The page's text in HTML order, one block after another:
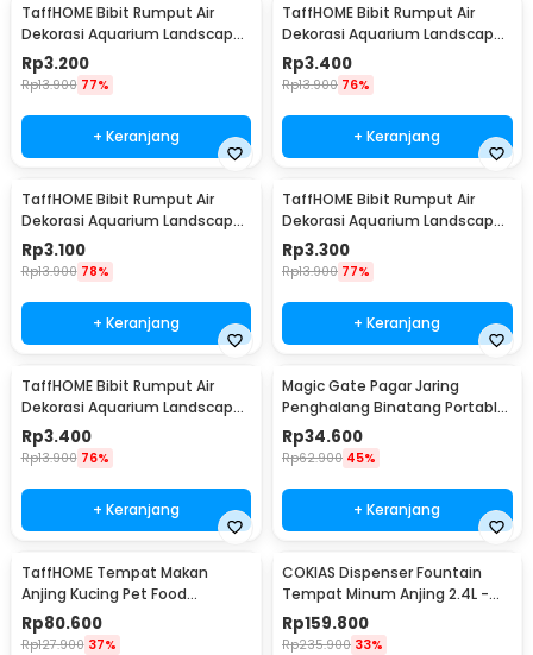
TaffHOME Bibit Rumput Air
Dekorasi Aquarium Landscape
Ornament 10g Big Leaf - H0027
Rp3.200
Rp13.900 77%
+ Keranjang
TaffHOME Bibit Rumput Air
Dekorasi Aquarium Landscape
Ornament 10g Big Fescue -
H0027
Rp3.400
Rp13.900 76%
+ Keranjang
TaffHOME Bibit Rumput Air
Dekorasi Aquarium Landscape
Ornament 10g Lucky Clover -
H0027
Rp3.100
Rp13.900 78%
+ Keranjang
TaffHOME Bibit Rumput Air
Dekorasi Aquarium Landscape
Ornament 10g Small Fescue -
H0027
Rp3.300
Rp13.900 77%
+ Keranjang
TaffHOME Bibit Rumput Air
Dekorasi Aquarium Landscape
Ornament 10g Love Grass -
H0027
Rp3.400
Rp13.900 76%
+ Keranjang
Magic Gate Pagar Jaring
Penghalang Binatang Portable
Pet Mesh Fence - TV1
Rp34.600
Rp62.900 45%
+ Keranjang
TaffHOME Tempat Makan
Anjing Kucing Pet Food
Dispenser - PET0640
Rp80.600
Rp127.900 37%
COKIAS Dispenser Fountain
Tempat Minum Anjing 2.4L -
DR008
Rp159.800
Rp235.900 33%